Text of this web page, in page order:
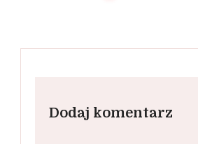
Dodaj komentarz